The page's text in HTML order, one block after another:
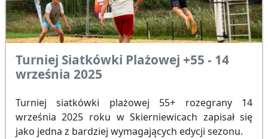
Turniej Siatkówki Plażowej +55 - 14
września 2025
Turniej siatkówki plażowej 55+ rozegrany 14
września 2025 roku w Skierniewicach zapisał się
jako jedna z bardziej wymagających edycji sezonu.